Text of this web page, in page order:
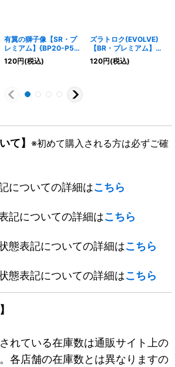
有翼の獅子像【SR・プ
レミアム】{BP20-P52}
《ビショップ》
120円(税込)
ズラトロク(EVOLVE)
【BR・プレミアム】
{BP21-P58}《ビショッ
プ》
120円(税込)
て】 ※初めて購入される方は必ずご確
についての詳細はこちら
記についての詳細はこちら
態表記についての詳細はこちら
態表記についての詳細はこちら
れている在庫数は通販サイト上の
各店舗の在庫数とは異なりますの